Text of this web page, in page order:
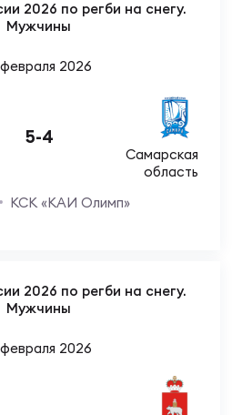
2026 по регби на снегу.
Мужчины
февраля 2026
5-4
Самарская
область
КСК «КАИ Олимп»
2026 по регби на снегу.
Мужчины
февраля 2026